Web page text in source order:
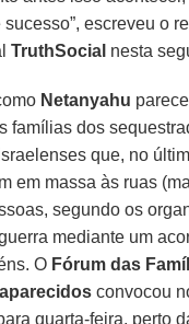
escreveu o
TruthSocial nesta
Netanyahu
famílias dos
que, no
em massa às ruas
segundo os
mediante um
O Fórum das
convocou
quarta-feira, perto